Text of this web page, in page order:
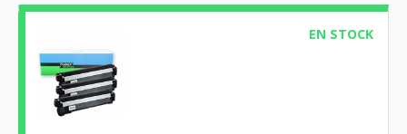
EN STOCK